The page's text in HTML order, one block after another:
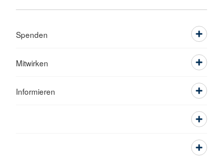
Spenden
Mitwirken
Informieren